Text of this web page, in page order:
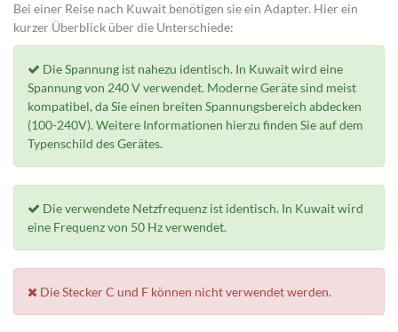
Bei einer Reise nach Kuwait benötigen sie ein Adapter. Hier ein
kurzer Überblick über die Unterschiede:
Die Spannung ist nahezu identisch. In Kuwait wird eine
Spannung von 240 V verwendet. Moderne Geräte sind meist
kompatibel, da Sie einen breiten Spannungsbereich abdecken
(100-240V). Weitere Informationen hierzu finden Sie auf dem
Typenschild des Gerätes.
Die verwendete Netzfrequenz ist identisch. In Kuwait wird
eine Frequenz von 50 Hz verwendet.
Die Stecker C und F können nicht verwendet werden.